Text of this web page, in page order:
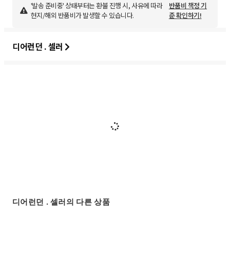
'발송 준비중' 상태부터는 환불 진행 시, 사유에 따라
현지/해외 반품비가 발생할 수 있습니다.
반품비 책정 기
준 확인하기!
디어런던 . 셀러
디어런던 . 셀러의 다른 상품